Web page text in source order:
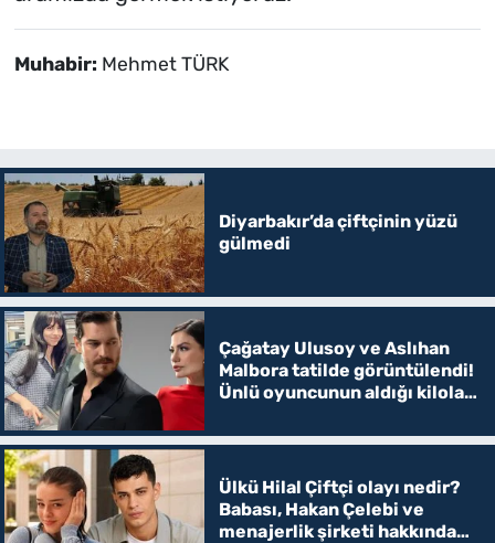
Muhabir: Mehmet TÜRK
Diyarbakır’da çiftçinin yüzü
gülmedi
Çağatay Ulusoy ve Aslıhan
Malbora tatilde görüntülendi!
Ünlü oyuncunun aldığı kilolar
Ülkü Hilal Çiftçi olayı nedir?
Babası, Hakan Çelebi ve
menajerlik şirketi hakkında